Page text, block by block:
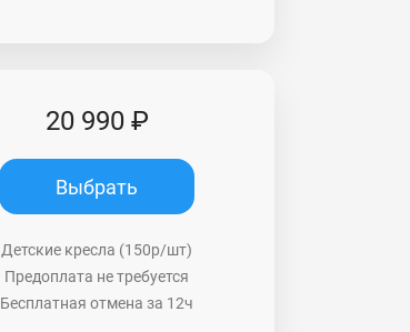
20 990 ₽
Выбрать
Детские кресла (150р/шт)
Предоплата не требуется
Бесплатная отмена за 12ч